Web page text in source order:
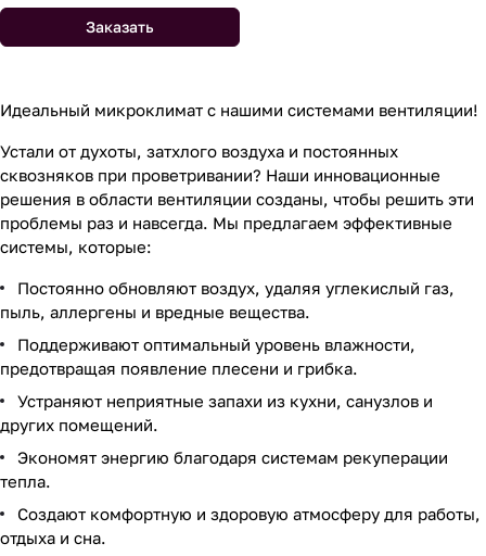
Заказать
Идеальный микроклимат с нашими системами вентиляции!
Устали от духоты, затхлого воздуха и постоянных
сквозняков при проветривании? Наши инновационные
решения в области вентиляции созданы, чтобы решить эти
проблемы раз и навсегда. Мы предлагаем эффективные
системы, которые:
Постоянно обновляют воздух, удаляя углекислый газ,
пыль, аллергены и вредные вещества.
Поддерживают оптимальный уровень влажности,
предотвращая появление плесени и грибка.
Устраняют неприятные запахи из кухни, санузлов и
других помещений.
Экономят энергию благодаря системам рекуперации
тепла.
Создают комфортную и здоровую атмосферу для работы,
отдыха и сна.